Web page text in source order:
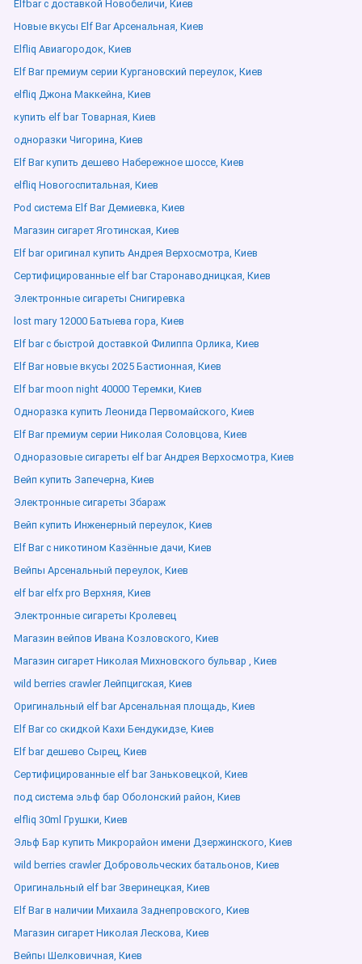
Elfbar с доставкой Новобеличи, Киев
Новые вкусы Elf Bar Арсенальная, Киев
Elfliq Авиагородок, Киев
Elf Bar премиум серии Кургановский переулок, Киев
elfliq Джона Маккейна, Киев
купить elf bar Товарная, Киев
одноразки Чигорина, Киев
Elf Bar купить дешево Набережное шоссе, Киев
elfliq Новогоспитальная, Киев
Pod система Elf Bar Демиевка, Киев
Магазин сигарет Яготинская, Киев
Elf bar оригинал купить Андрея Верхосмотра, Киев
Сертифицированные elf bar Старонаводницкая, Киев
Электронные сигареты Снигиревка
lost mary 12000 Батыева гора, Киев
Elf bar с быстрой доставкой Филиппа Орлика, Киев
Elf Bar новые вкусы 2025 Бастионная, Киев
Elf bar moon night 40000 Теремки, Киев
Одноразка купить Леонида Первомайского, Киев
Elf Bar премиум серии Николая Соловцова, Киев
Одноразовые сигареты elf bar Андрея Верхосмотра, Киев
Вейп купить Запечерна, Киев
Электронные сигареты Збараж
Вейп купить Инженерный переулок, Киев
Elf Bar с никотином Казённые дачи, Киев
Вейпы Арсенальный переулок, Киев
elf bar elfx pro Верхняя, Киев
Электронные сигареты Кролевец
Магазин вейпов Ивана Козловского, Киев
Магазин сигарет Николая Михновского бульвар , Киев
wild berries crawler Лейпцигская, Киев
Оригинальный elf bar Арсенальная площадь, Киев
Elf Bar со скидкой Кахи Бендукидзе, Киев
Elf bar дешево Сырец, Киев
Сертифицированные elf bar Заньковецкой, Киев
под система эльф бар Оболонский район, Киев
elfliq 30ml Грушки, Киев
Эльф Бар купить Микрорайон имени Дзержинского, Киев
wild berries crawler Добровольческих батальонов, Киев
Оригинальный elf bar Зверинецкая, Киев
Elf Bar в наличии Михаила Заднепровского, Киев
Магазин сигарет Николая Лескова, Киев
Вейпы Шелковичная, Киев